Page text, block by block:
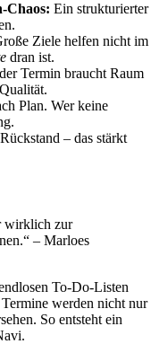
Chaos: Ein strukturierter
Ziele helfen nicht im
dran ist.
Termin braucht Raum
Plan. Wer keine
– das stärkt
wirklich zur
– Marloes
To-Do-Listen
werden nicht nur
So entsteht ein